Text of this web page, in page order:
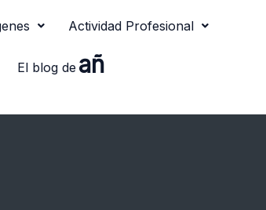
Actividad Profesional
El blog de añ